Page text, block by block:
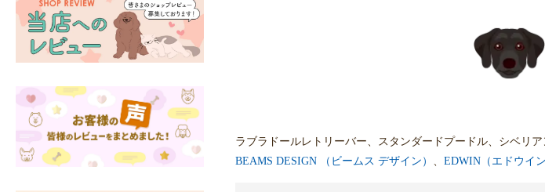
ラブラドールレトリーバー、スタンダードプードル、シベリ
BEAMS DESIGN （ビームス デザイン）
EDWIN（エドウイン